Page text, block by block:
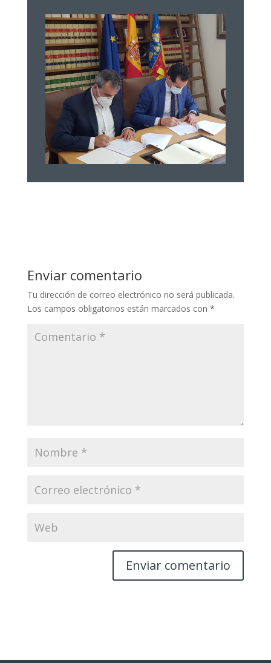
Enviar comentario
Tu dirección de correo electrónico no será publicada.
Los campos obligatorios están marcados con *